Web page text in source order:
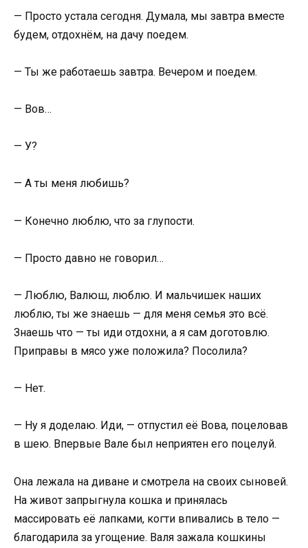
— Просто устала сегодня. Думала, мы завтра вместе
будем, отдохнём, на дачу поедем.
— Ты же работаешь завтра. Вечером и поедем.
— Вов…
— У?
— А ты меня любишь?
— Конечно люблю, что за глупости.
— Просто давно не говорил…
— Люблю, Валюш, люблю. И мальчишек наших
люблю, ты же знаешь — для меня семья это всё.
Знаешь что — ты иди отдохни, а я сам доготовлю.
Приправы в мясо уже положила? Посолила?
— Нет.
— Ну я доделаю. Иди, — отпустил её Вова, поцеловав
в шею. Впервые Вале был неприятен его поцелуй.
Она лежала на диване и смотрела на своих сыновей.
На живот запрыгнула кошка и принялась
массировать её лапками, когти впивались в тело —
благодарила за угощение. Валя зажала кошкины